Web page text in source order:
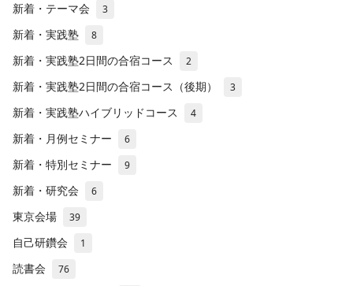
新着・テーマ会 3
新着・実践塾 8
新着・実践塾2日間の合宿コース 2
新着・実践塾2日間の合宿コース（後期） 3
新着・実践塾ハイブリッドコース 4
新着・月例セミナー 6
新着・特別セミナー 9
新着・研究会 6
東京会場 39
自己研鑽会 1
読書会 76